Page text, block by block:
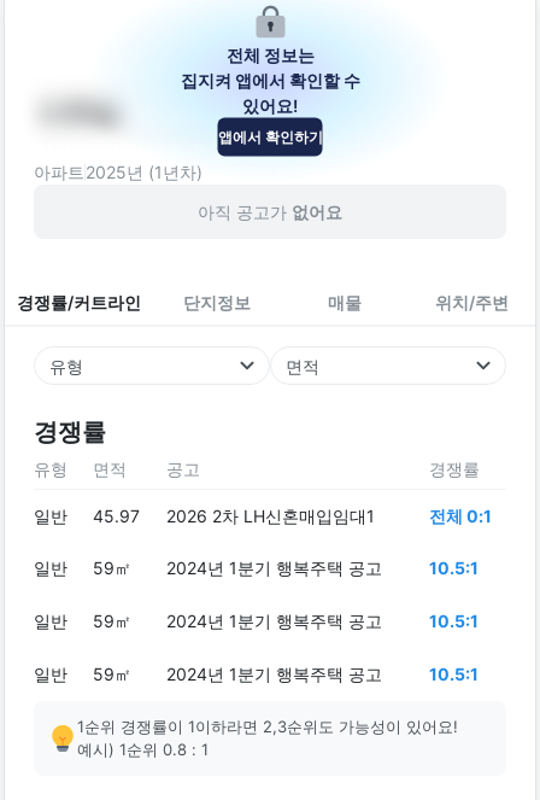
이루빌
경상남도 김해시 호계로438번길 29-18
아파트 2025년 (1년차)
아직 공고가 없어요
경쟁률/커트라인 단지정보 매물 위치/주변
유형 면적
경쟁률
전체 정보는
집지켜 앱에서 확인할 수
있어요!
앱에서 확인하기
유형 면적 공고 경쟁률
일반 45.97 2026 2차 LH신혼매입임대1 전체 0:1
일반 59㎡ 2024년 1분기 행복주택 공고 10.5:1
일반 59㎡ 2024년 1분기 행복주택 공고 10.5:1
일반 59㎡ 2024년 1분기 행복주택 공고 10.5:1
1순위 경쟁률이 1이하라면 2,3순위도 가능성이 있어요!
예시) 1순위 0.8 : 1